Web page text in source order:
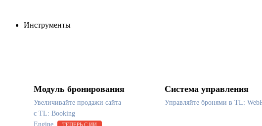
Инструменты
Модуль бронирования
Увеличивайте продажи сайта
с TL: Booking
Engine
ТЕПЕРЬ С ИИ
Система управления
Управляйте бронями в TL: